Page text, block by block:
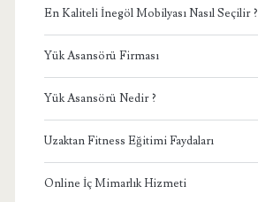
En Kaliteli İnegöl Mobilyası Nasıl Seçilir ?
Yük Asansörü Firması
Yük Asansörü Nedir ?
Uzaktan Fitness Eğitimi Faydaları
Online İç Mimarlık Hizmeti